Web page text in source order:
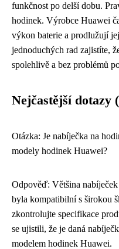
funkčnost po delší dobu.
hodinek. Výrobce Huawei
výkon baterie a prodlužují
jednoduchých rad zajistíte,
spolehlivě a bez problémů
Nejčastější dotazy
Otázka: Je nabíječka na
modely hodinek Huawei?
Odpověď: Většina
byla kompatibilní s širokou
zkontrolujte specifikace
se ujistili, že je daná
modelem hodinek Huawei.